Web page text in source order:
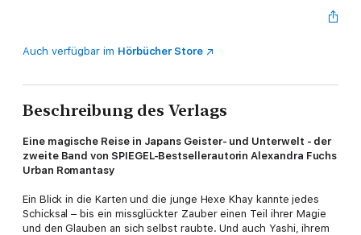
Auch verfügbar im Hörbücher Store
Beschreibung des Verlags
Eine magische Reise in Japans Geister- und Unterwelt - der
zweite Band von SPIEGEL-Bestsellerautorin Alexandra Fuchs
Urban Romantasy
Ein Blick in die Karten und die junge Hexe Khay kannte jedes
Schicksal – bis ein missglückter Zauber einen Teil ihrer Magie
und den Glauben an sich selbst raubte. Und auch Yashi, ihrem